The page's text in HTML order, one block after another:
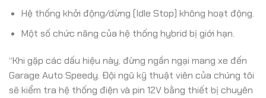
Hệ thống khởi động/dừng (Idle Stop) không hoạt động.
Một số chức năng của hệ thống hybrid bị giới hạn.
“Khi gặp các dấu hiệu này, đừng ngần ngại mang xe đến
Garage Auto Speedy. Đội ngũ kỹ thuật viên của chúng tôi
sẽ kiểm tra hệ thống điện và pin 12V bằng thiết bị chuyên